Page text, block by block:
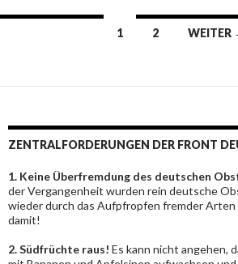
1 2 WEITER
ZENTRALFORDERUNGEN DER FRONT
1. Keine Überfremdung des deutschen
der Vergangenheit wurden rein deutsche
wieder durch das Aufpfropfen fremder Arten
damit!
2. Südfrüchte raus! Es kann nicht angehen,